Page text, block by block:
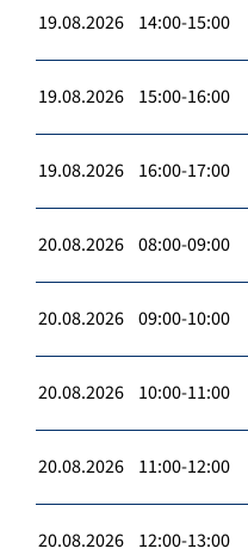
19.08.2026 14:00-15:00
19.08.2026 15:00-16:00
19.08.2026 16:00-17:00
20.08.2026 08:00-09:00
20.08.2026 09:00-10:00
20.08.2026 10:00-11:00
20.08.2026 11:00-12:00
20.08.2026 12:00-13:00